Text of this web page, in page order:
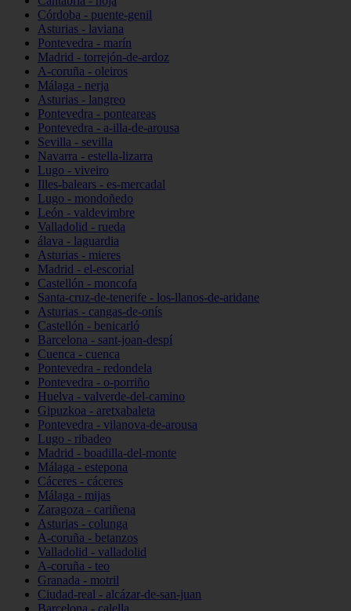
Córdoba - puente-genil
Asturias - laviana
Pontevedra - marín
Madrid - torrejón-de-ardoz
A-coruña - oleiros
Málaga - nerja
Asturias - langreo
Pontevedra - ponteareas
Pontevedra - a-illa-de-arousa
Sevilla - sevilla
Navarra - estella-lizarra
Lugo - viveiro
Illes-balears - es-mercadal
Lugo - mondoñedo
León - valdevimbre
Valladolid - rueda
álava - laguardia
Asturias - mieres
Madrid - el-escorial
Castellón - moncofa
Santa-cruz-de-tenerife - los-llanos-de-aridane
Asturias - cangas-de-onís
Castellón - benicarló
Barcelona - sant-joan-despí
Cuenca - cuenca
Pontevedra - redondela
Pontevedra - o-porriño
Huelva - valverde-del-camino
Gipuzkoa - aretxabaleta
Pontevedra - vilanova-de-arousa
Lugo - ribadeo
Madrid - boadilla-del-monte
Málaga - estepona
Cáceres - cáceres
Málaga - mijas
Zaragoza - cariñena
Asturias - colunga
A-coruña - betanzos
Valladolid - valladolid
A-coruña - teo
Granada - motril
Ciudad-real - alcázar-de-san-juan
Barcelona - calella